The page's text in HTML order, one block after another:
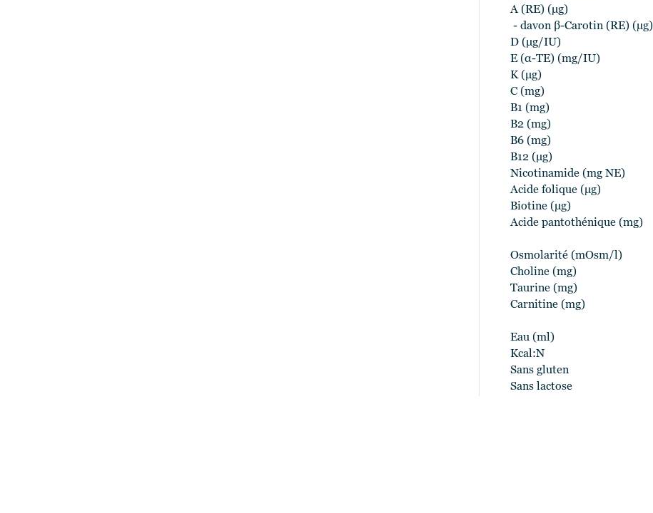
A (RE) (μg)
- davon β-Carotin (RE) (µg)
D (μg/IU)
E (α-TE) (mg/IU)
K (μg)
C (mg)
B1 (mg)
B2 (mg)
B6 (mg)
B12 (μg)
Nicotinamide (mg NE)
Acide folique (μg)
Biotine (μg)
Acide pantothénique (mg)
Osmolarité (mOsm/l)
Choline (mg)
Taurine (mg)
Carnitine (mg)
Eau (ml)
Kcal:N
Sans gluten
Sans lactose